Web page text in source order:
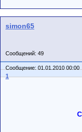
simon65
Сообщений: 49
Сообщение: 01.01.2010 00:00
1